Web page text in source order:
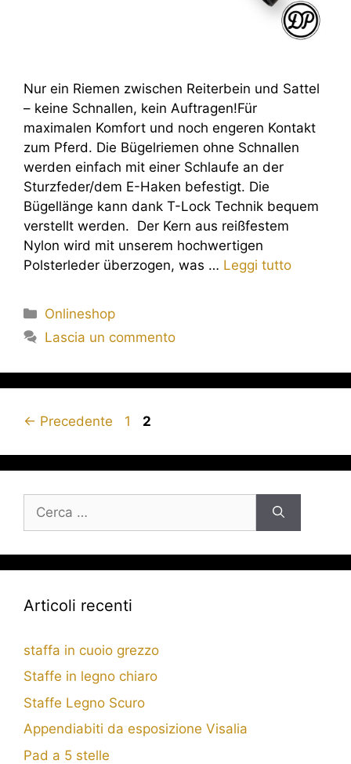
Nur ein Riemen zwischen Reiterbein und Sattel
– keine Schnallen, kein Auftragen!Für
maximalen Komfort und noch engeren Kontakt
zum Pferd. Die Bügelriemen ohne Schnallen
werden einfach mit einer Schlaufe an der
Sturzfeder/dem E-Haken befestigt. Die
Bügellänge kann dank T-Lock Technik bequem
verstellt werden. Der Kern aus reißfestem
Nylon wird mit unserem hochwertigen
Polsterleder überzogen, was … Leggi tutto
Onlineshop
Lascia un commento
← Precedente 1 2
Articoli recenti
staffa in cuoio grezzo
Staffe in legno chiaro
Staffe Legno Scuro
Appendiabiti da esposizione Visalia
Pad a 5 stelle